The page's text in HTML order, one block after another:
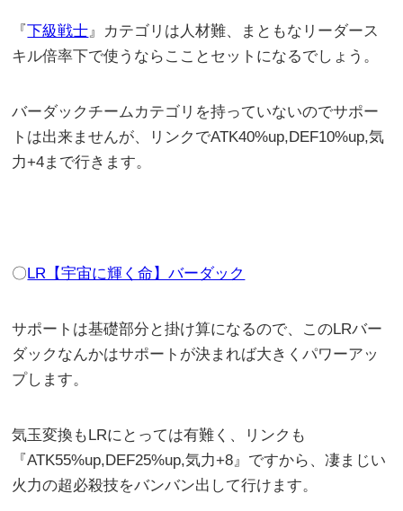
『下級戦士』カテゴリは人材難、まともなリーダース
キル倍率下で使うならこことセットになるでしょう。
バーダックチームカテゴリを持っていないのでサポー
トは出来ませんが、リンクでATK40%up,DEF10%up,気
力+4まで行きます。
〇LR【宇宙に輝く命】バーダック
サポートは基礎部分と掛け算になるので、このLRバー
ダックなんかはサポートが決まれば大きくパワーアッ
プします。
気玉変換もLRにとっては有難く、リンクも
『ATK55%up,DEF25%up,気力+8』ですから、凄まじい
火力の超必殺技をバンバン出して行けます。